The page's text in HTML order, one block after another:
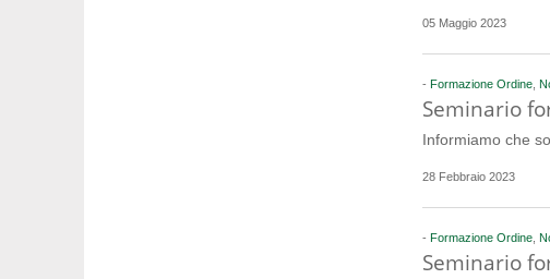
05 Maggio 2023
- Formazione Ordine,
Seminario
Informiamo che
28 Febbraio 2023
- Formazione Ordine,
Seminario